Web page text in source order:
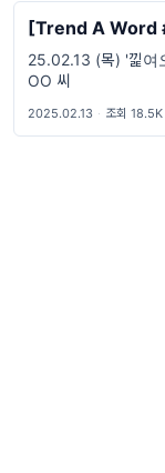
#휴
#요
#7월
#하
[Trend A Word
25.02.13 (목) '낉여
OO 씨
2025.02.13 · 조회 18.5K